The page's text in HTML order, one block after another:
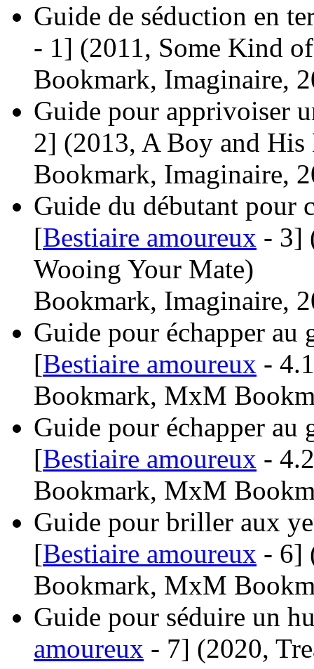
Guide de séduction en
- 1] (2011, Some Kind
Bookmark, Imaginaire,
Guide pour apprivoiser
2] (2013, A Boy and His
Bookmark, Imaginaire,
Guide du débutant pour
[Bestiaire amoureux - 3]
Wooing Your Mate)
Bookmark, Imaginaire,
Guide pour échapper au
[Bestiaire amoureux -
Bookmark, MxM
Guide pour échapper au
[Bestiaire amoureux -
Bookmark, MxM
Guide pour briller aux
[Bestiaire amoureux - 6]
Bookmark, MxM
Guide pour séduire un
amoureux - 7] (2020,